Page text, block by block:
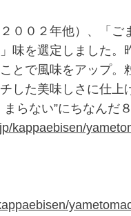
０２年他）、「ご
味を選定しました。
とで風味をアップ
した美味しさに仕上
らない”にちなんだ
kappaebisen/